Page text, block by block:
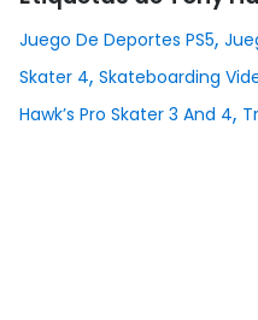
Juego De Deportes PS5,
Skater 4, Skateboarding
Hawk’s Pro Skater 3 And 4,